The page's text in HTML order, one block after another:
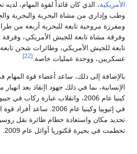
الأمريكية، الذي كان قائداً لقوة المهام،
وطب وإداري من مشاة البحرية والبحرية
وفرقة مشاة تابعة للجيش الأمريكي، وفرقة
تابعة للجيش الأمريكي، وطائرات شحن
عسكريين، ووحدة عمليات خاصة. [22]
بالإضافة إلى ذلك، ساعد أعضاء قوة المهام
الإنسانية، بما في ذلك جهود اإنقاذ بعد
في إثيوپيا وكينيا عام
تحطمت في بحيرة ڤكتوريا أوائل عام 2009.